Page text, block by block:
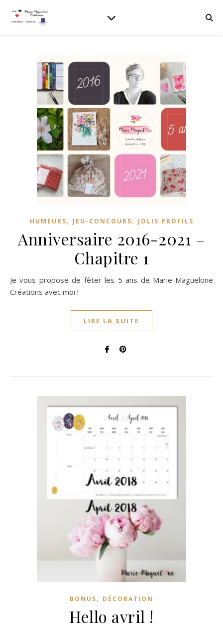
HUMEURS, JEU-CONCOURS, JOLIS PROFILS
Anniversaire 2016-2021 –
Chapitre 1
Je vous propose de fêter les 5 ans de Marie-Maguelone
Créations avec moi !
LIRE LA SUITE
BONUS, DÉCORATION
Hello avril !